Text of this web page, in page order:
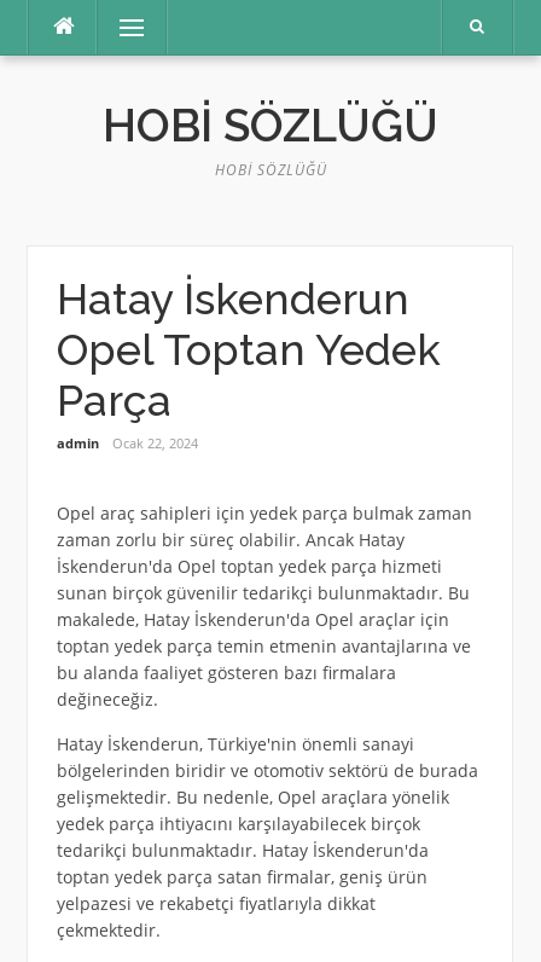
Menü
HOBI SÖZLÜĞÜ
HOBI SÖZLÜĞÜ
Hatay İskenderun
Opel Toptan Yedek
Parça
admin Ocak 22, 2024
Opel araç sahipleri için yedek parça bulmak zaman
zaman zorlu bir süreç olabilir. Ancak Hatay
İskenderun'da Opel toptan yedek parça hizmeti
sunan birçok güvenilir tedarikçi bulunmaktadır. Bu
makalede, Hatay İskenderun'da Opel araçlar için
toptan yedek parça temin etmenin avantajlarına ve
bu alanda faaliyet gösteren bazı firmalara
değineceğiz.
Hatay İskenderun, Türkiye'nin önemli sanayi
bölgelerinden biridir ve otomotiv sektörü de burada
gelişmektedir. Bu nedenle, Opel araçlara yönelik
yedek parça ihtiyacını karşılayabilecek birçok
tedarikçi bulunmaktadır. Hatay İskenderun'da
toptan yedek parça satan firmalar, geniş ürün
yelpazesi ve rekabetçi fiyatlarıyla dikkat
çekmektedir.